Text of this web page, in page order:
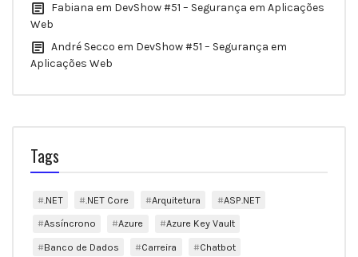
Fabiana em DevShow #51 – Segurança em Aplicações
Web
André Secco em DevShow #51 – Segurança em
Aplicações Web
Tags
.NET .NET Core Arquitetura
ASP.NET
Assíncrono
Azure
Azure Key Vault
Banco de Dados
Carreira
Chatbot